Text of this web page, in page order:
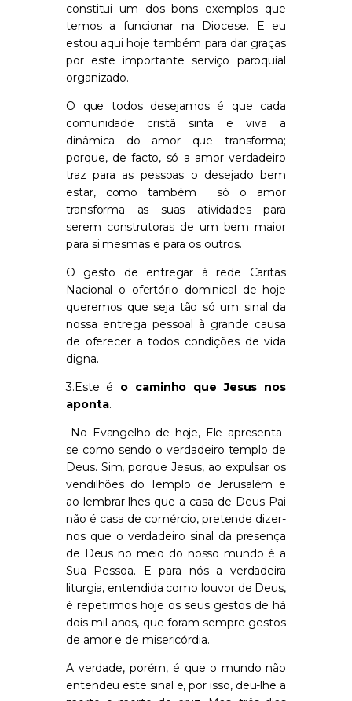
constitui um dos bons exemplos que
temos a funcionar na Diocese. E eu
estou aqui hoje também para dar graças
por este importante serviço paroquial
organizado.
O que todos desejamos é que cada
comunidade cristã sinta e viva a
dinâmica do amor que transforma;
porque, de facto, só a amor verdadeiro
traz para as pessoas o desejado bem
estar, como também só o amor
transforma as suas atividades para
serem construtoras de um bem maior
para si mesmas e para os outros.
O gesto de entregar à rede Caritas
Nacional o ofertório dominical de hoje
queremos que seja tão só um sinal da
nossa entrega pessoal à grande causa
de oferecer a todos condições de vida
digna.
3.Este é o caminho que Jesus nos
aponta.
No Evangelho de hoje, Ele apresenta-
se como sendo o verdadeiro templo de
Deus. Sim, porque Jesus, ao expulsar os
vendilhões do Templo de Jerusalém e
ao lembrar-lhes que a casa de Deus Pai
não é casa de comércio, pretende dizer-
nos que o verdadeiro sinal da presença
de Deus no meio do nosso mundo é a
Sua Pessoa. E para nós a verdadeira
liturgia, entendida como louvor de Deus,
é repetirmos hoje os seus gestos de há
dois mil anos, que foram sempre gestos
de amor e de misericórdia.
A verdade, porém, é que o mundo não
entendeu este sinal e, por isso, deu-lhe a